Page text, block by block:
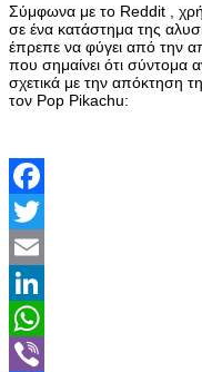
Σύμφωνα με το Reddit ,
σε ένα κατάστημα της
έπρεπε να φύγει από την
που σημαίνει ότι σύντομα
σχετικά με την απόκτηση
τον Pop Pikachu:
Facebook
Twitter
Email
LinkedIn
WhatsApp